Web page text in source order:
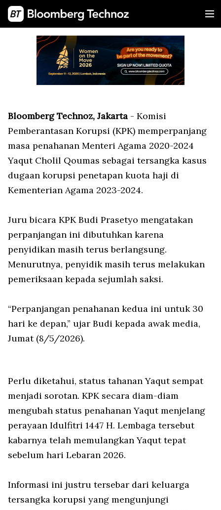
Bloomberg Technoz, Jakarta - Komisi
Pemberantasan Korupsi (KPK) memperpanjang
masa penahanan Menteri Agama 2020-2024
Yaqut Cholil Qoumas sebagai tersangka kasus
dugaan korupsi penetapan kuota haji di
Kementerian Agama 2023-2024.
Juru bicara KPK Budi Prasetyo mengatakan
perpanjangan ini dibutuhkan karena
penyidikan masih terus berlangsung.
Menurutnya, penyidik masih terus melakukan
pemeriksaan kepada sejumlah saksi.
“Perpanjangan penahanan kedua ini untuk 30
hari ke depan,” ujar Budi kepada awak media,
Jumat (8/5/2026).
Perlu diketahui, status tahanan Yaqut sempat
menjadi sorotan. KPK secara diam-diam
mengubah status penahanan Yaqut menjelang
perayaan Idulfitri 1447 H. Lembaga tersebut
kabarnya telah memulangkan Yaqut tepat
sebelum hari Lebaran 2026.
Informasi ini justru tersebar dari keluarga
tersangka korupsi yang mengunjungi